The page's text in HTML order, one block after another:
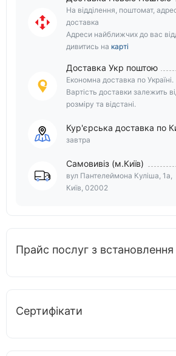
На відділення, поштомат,
доставка
Адреси найближчих до вас
дивитись на карті
Доставка Укр поштою
Економна доставка по Україні.
Вартість доставки залежить
розміру та відстані.
Кур'єрська доставка по
завтра
Самовивіз (м.Київ)
вул Пантелеймона Куліша, 1а,
Київ, 02002
Прайс послуг з
Сертифікати